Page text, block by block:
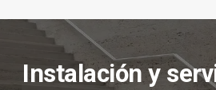
Instalación y